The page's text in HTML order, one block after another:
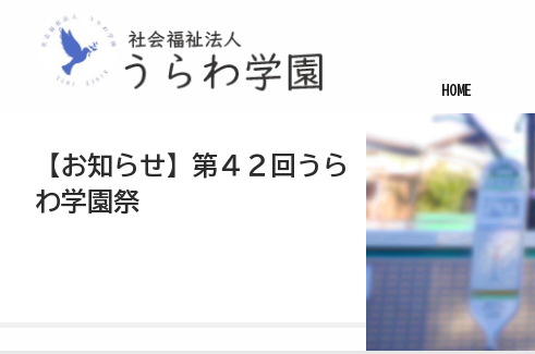
HOME
【お知らせ】第４２回うら
わ学園祭